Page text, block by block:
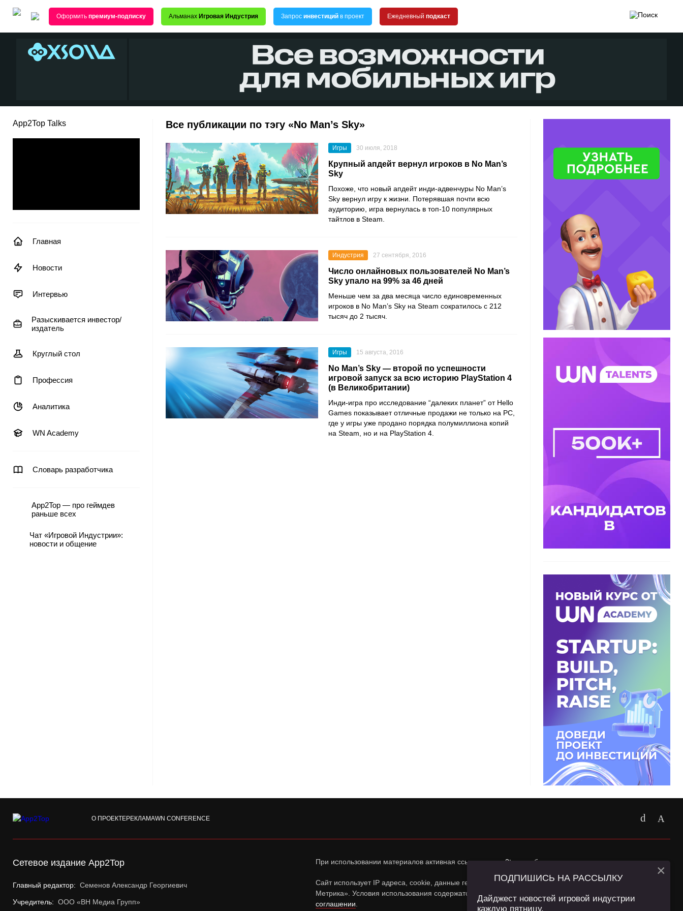
Оформить премиум-подписку Альманах Игровая Индустрия Запрос инвестиций в проект Ежедневный подкаст
App2Top Talks
Главная
Новости
Интервью
Разыскивается инвестор/
издатель
Круглый стол
Профессия
Аналитика
WN Academy
Словарь разработчика
App2Top — про геймдев
раньше всех
Чат «Игровой Индустрии»:
новости и общение
Все публикации по тэгу «No Man’s Sky»
Игры 30 июля, 2018
Крупный апдейт вернул игроков в No Man’s
Sky
Похоже, что новый апдейт инди-адвенчуры No Man’s
Sky вернул игру к жизни. Потерявшая почти всю
аудиторию, игра вернулась в топ-10 популярных
тайтлов в Steam.
Индустрия 27 сентября, 2016
Число онлайновых пользователей No Man’s
Sky упало на 99% за 46 дней
Меньше чем за два месяца число единовременных
игроков в No Man’s Sky на Steam сократилось с 212
тысяч до 2 тысяч.
Игры 15 августа, 2016
No Man’s Sky — второй по успешности
игровой запуск за всю историю PlayStation 4
(в Великобритании)
Инди-игра про исследование “далеких планет” от Hello
Games показывает отличные продажи не только на PC,
где у игры уже продано порядка полумиллиона копий
на Steam, но и на PlayStation 4.
О ПРОЕКТЕРЕКЛАМАWN CONFERENCE
Сетевое издание App2Top
Главный редактор: Семенов Александр Георгиевич
Учредитель: ООО «ВН Медиа Групп»
При использовании материалов активная ссылка наapp2top.ruобязательна.
Сайт использует IP адреса, cookie, данные геолокации Пользователей сайта и сервис «Яндекс
Метрика». Условия использования содержатся в
Политике конфиденциальностии
соглашении
ПОДПИШИСЬ НА РАССЫЛКУ
Дайджест новостей игровой индустрии
каждую пятницу.
×